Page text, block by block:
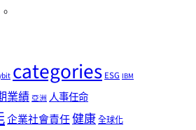
categories ESG IBM
業績 亞洲 人事任命
企業社會責任健康全球化